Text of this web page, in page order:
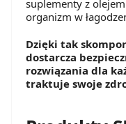
suplementy z
organizm w
Dzięki tak
dostarcza
rozwiązania dla
traktuje swoje